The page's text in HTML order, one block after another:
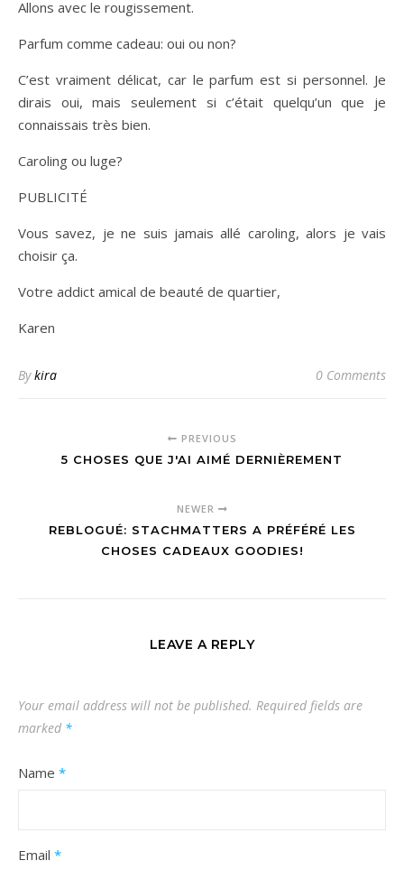
Allons avec le rougissement.
Parfum comme cadeau: oui ou non?
C’est vraiment délicat, car le parfum est si personnel. Je
dirais oui, mais seulement si c’était quelqu’un que je
connaissais très bien.
Caroling ou luge?
PUBLICITÉ
Vous savez, je ne suis jamais allé caroling, alors je vais
choisir ça.
Votre addict amical de beauté de quartier,
Karen
Bykira 0 Comments
PREVIOUS
5 CHOSES QUE J'AI AIMÉ DERNIÈREMENT
NEWER
REBLOGUÉ: STACHMATTERS A PRÉFÉRÉ LES
CHOSES CADEAUX GOODIES!
LEAVE A REPLY
Your email address will not be published. Required fields are
marked *
Name *
Email *